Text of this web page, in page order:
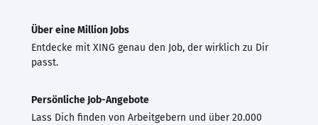
Über eine Million Jobs
Entdecke mit XING genau den Job, der wirklich zu Dir
passt.
Persönliche Job-Angebote
Lass Dich finden von Arbeitgebern und über 20.000